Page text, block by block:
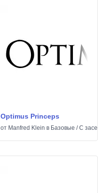
Optimus Princeps
от Manfred Klein в Базовые /С